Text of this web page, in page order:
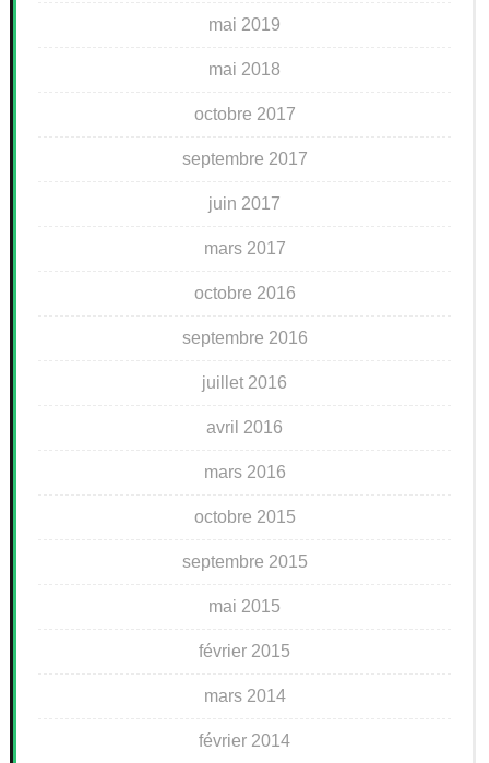
mai 2019
mai 2018
octobre 2017
septembre 2017
juin 2017
mars 2017
octobre 2016
septembre 2016
juillet 2016
avril 2016
mars 2016
octobre 2015
septembre 2015
mai 2015
février 2015
mars 2014
février 2014